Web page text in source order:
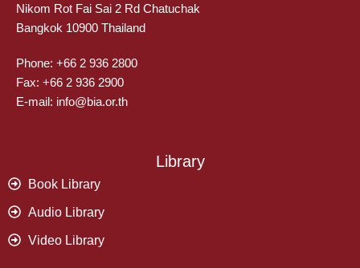
Nikom Rot Fai Sai 2 Rd Chatuchak
Bangkok 10900 Thailand
Phone: +66 2 936 2800
Fax: +66 2 936 2900
E-mail: info@bia.or.th
Library
Book Library
Audio Library
Video Library